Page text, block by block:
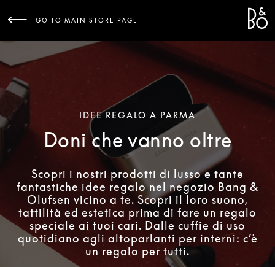
GO TO MAIN STORE PAGE
IDEE REGALO A PARMA
Doni che vanno oltre
Scopri i nostri prodotti di lusso e tante
fantastiche idee regalo nel negozio Bang &
Olufsen vicino a te. Scopri il loro suono,
tattilità ed estetica prima di fare un regalo
speciale ai tuoi cari. Dalle cuffie di uso
quotidiano agli altoparlanti per interni: c’è
un regalo per tutti.